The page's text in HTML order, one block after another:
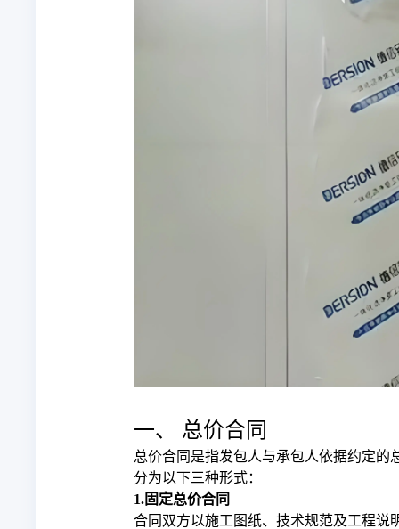
一、 总价合同
总价合同是指发包人与承包人依据约定
分为以下三种形式：
1.固定总价合同
合同双方以施工图纸、技术规范及工程说